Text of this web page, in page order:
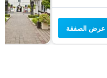
عرض الصفقة